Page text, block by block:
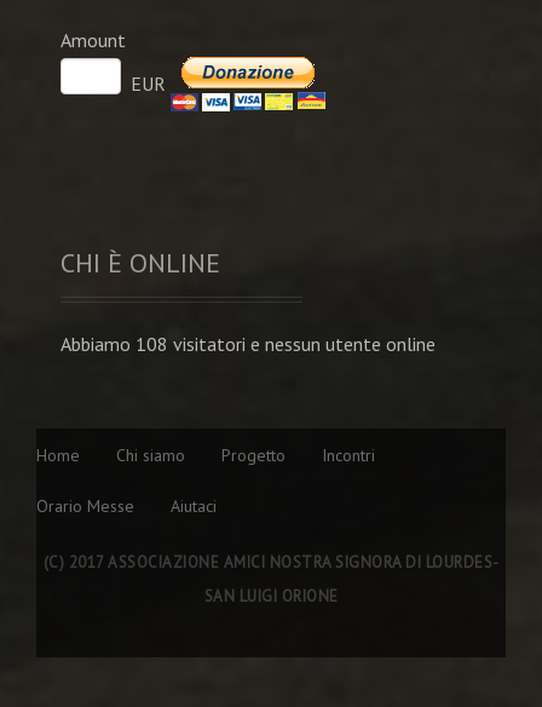
Amount
EUR
CHI È ONLINE
Abbiamo 108 visitatori e nessun utente online
Home Chi siamo Progetto Incontri
Orario Messe Aiutaci
(C) 2017 ASSOCIAZIONE AMICI NOSTRA SIGNORA DI LOURDES-
SAN LUIGI ORIONE